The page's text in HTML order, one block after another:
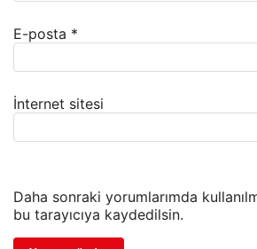
E-posta *
İnternet sitesi
Daha sonraki yorumlarımda
bu tarayıcıya kaydedilsin.